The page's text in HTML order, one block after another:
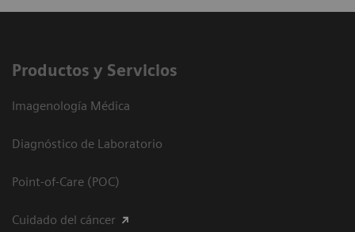
Productos y Servicios
Imagenología Médica
Diagnóstico de Laboratorio
Point-of-Care (POC)
Cuidado del cáncer